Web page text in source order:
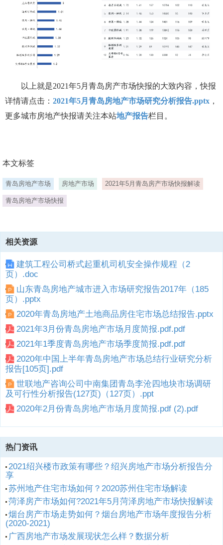
以上就是2021年5月青岛房产市场快报的大致内容，快报
详情请点击： 2021年5月青岛房地产市场研究分析报告.pptx ，
更多城市房地产快报请关注本站地产报告栏目。
本文标签
青岛房地产市场 房地产市场 2021年5月青岛房产市场快报解读
青岛房地产市场快报
相关资源
建筑工程公司桥式起重机司机安全操作规程（2
页）.doc
山东青岛房地产城市进入市场研究报告2017年（185
页）.pptx
2020年青岛房地产土地商品房住宅市场总结报告.pptx
2021年3月份青岛房地产市场月度简报.pdf.pdf
2021年1季度青岛房地产市场季度简报.pdf.pdf
2020年中国上半年青岛房地产市场总结行业研究分析
报告[105页].pdf
世联地产咨询公司中南集团青岛李沧四地块市场调研
及可行性分析报告(127页)（127页）.ppt
2020年2月份青岛房地产市场月度简报.pdf (2).pdf
热门资讯
2021绍兴楼市政策有哪些？绍兴房地产市场分析报告分
享
苏州地产住宅市场如何？2020苏州住宅市场解读
菏泽房产市场如何?2021年5月菏泽房地产市场快报解读
烟台房产市场走势如何？烟台房地产市场年度报告分析
(2020-2021)
广西房地产市场发展现状怎么样？数据分析